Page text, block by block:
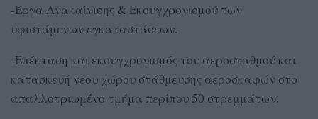
-Έργα Ανακαίνισης & Εκσυγχρονισμού των
υφιστάμενων εγκαταστάσεων.
-Επέκταση και εκσυγχρονισμός του αεροσταθμού και
κατασκευή νέου χώρου στάθμευσης αεροσκαφών στο
απαλλοτριωμένο τμήμα περίπου 50 στρεμμάτων.